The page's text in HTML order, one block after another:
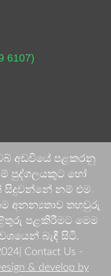
6107)
අඩවියේ පළකරනු
පුද්ගලයකුට හෝ
සිදුවන්නේ නම් එම
අනන්‍යතාව තහවුරු
පළකිරීමට මෙම
බැඳී සිටී.
Contact Us -
& develop by